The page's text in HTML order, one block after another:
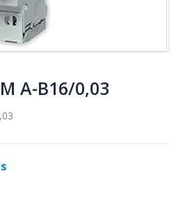
A-B16/0,03